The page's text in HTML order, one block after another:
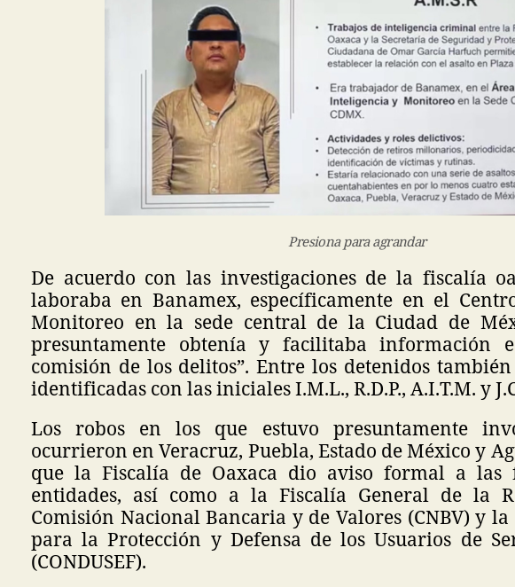
Presiona para agrandar
De acuerdo con las investigaciones de la fiscalía
laboraba en Banamex, específicamente en el
Monitoreo en la sede central de la Ciudad de
presuntamente obtenía y facilitaba información
comisión de los delitos”. Entre los detenidos
identificadas con las iniciales I.M.L., R.D.P., A.I.T.M. y
Los robos en los que estuvo presuntamente
ocurrieron en Veracruz, Puebla, Estado de México y
que la Fiscalía de Oaxaca dio aviso formal a las
entidades, así como a la Fiscalía General de la
Comisión Nacional Bancaria y de Valores (CNBV) y
para la Protección y Defensa de los Usuarios de
(CONDUSEF).